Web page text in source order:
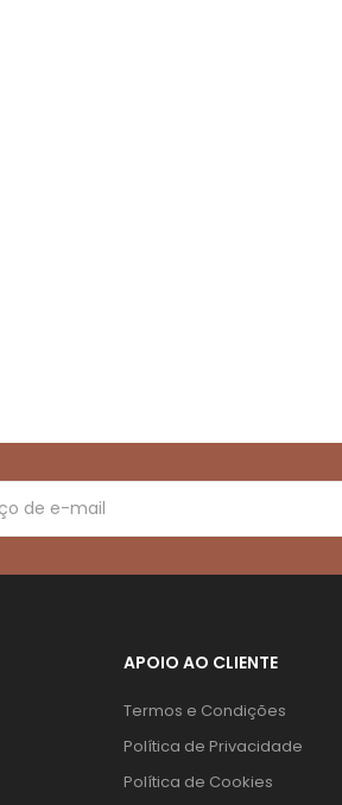
APOIO AO CLIENTE
Termos e Condições
Política de Privacidade
Política de Cookies